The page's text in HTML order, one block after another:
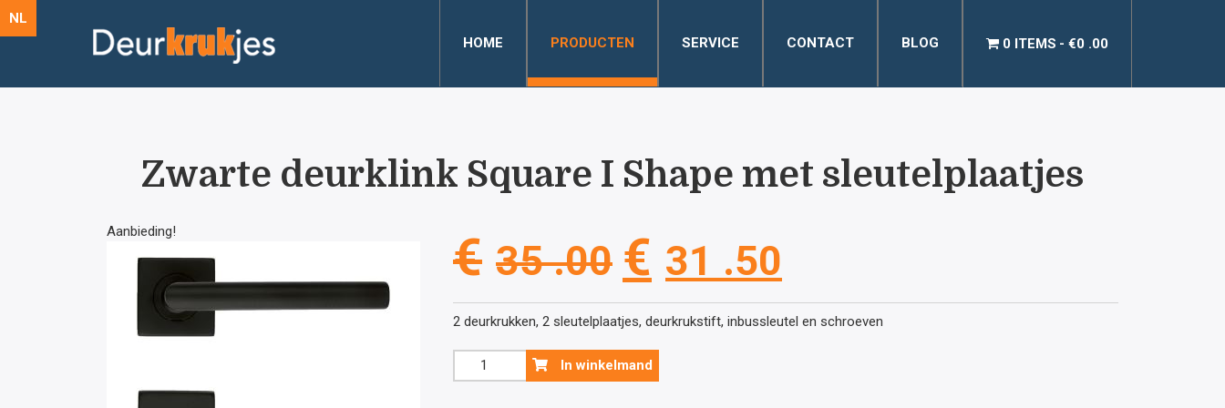
NL
HOME
PRODUCTEN SERVICE CONTACT BLOG 0 ITEMS €0 .00
Zwarte deurklink Square I Shape met sleutelplaatjes
Aanbieding! € 35 .00 Oorspronkelijke
prijs
was:
€ 31 .50
prijs
2 deurkrukken, 2 sleutelplaatjes, deurkrukstift, inbussleutel en schroeven
Zwarte
deurklink
In winkelmand